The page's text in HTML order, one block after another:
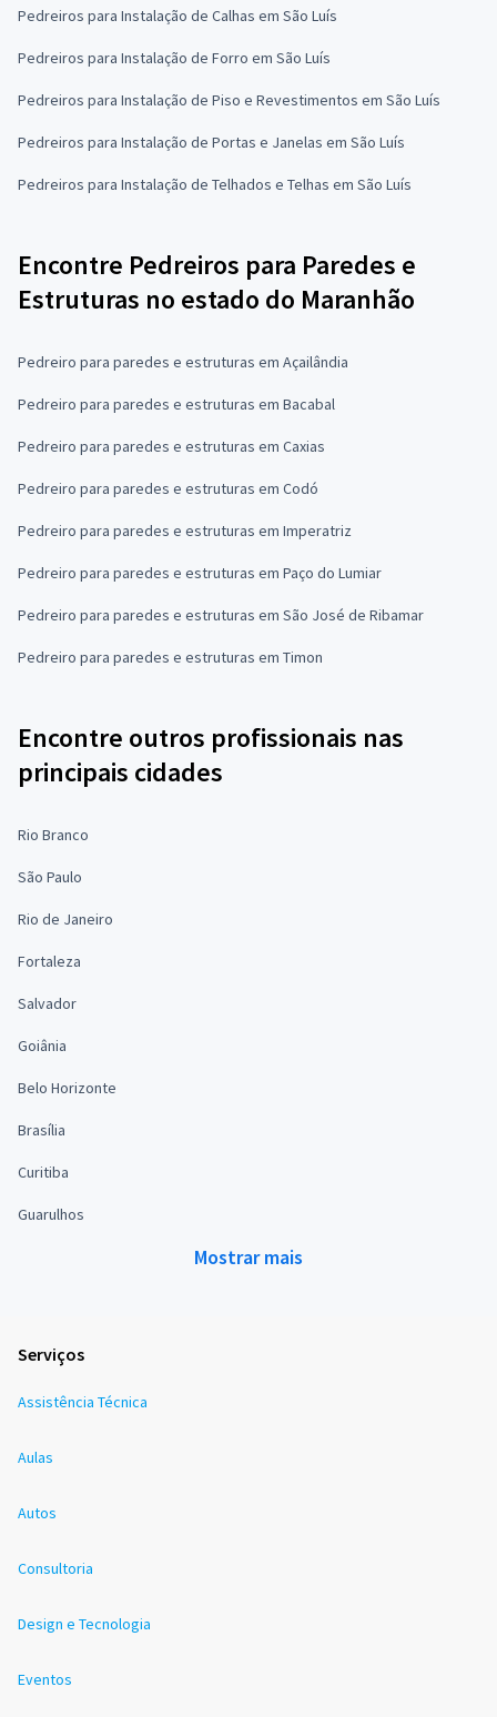
Pedreiros para Instalação de Calhas em São Luís
Pedreiros para Instalação de Forro em São Luís
Pedreiros para Instalação de Piso e Revestimentos em São Luís
Pedreiros para Instalação de Portas e Janelas em São Luís
Pedreiros para Instalação de Telhados e Telhas em São Luís
Encontre Pedreiros para Paredes e
Estruturas no estado do Maranhão
Pedreiro para paredes e estruturas em Açailândia
Pedreiro para paredes e estruturas em Bacabal
Pedreiro para paredes e estruturas em Caxias
Pedreiro para paredes e estruturas em Codó
Pedreiro para paredes e estruturas em Imperatriz
Pedreiro para paredes e estruturas em Paço do Lumiar
Pedreiro para paredes e estruturas em São José de Ribamar
Pedreiro para paredes e estruturas em Timon
Encontre outros profissionais nas
principais cidades
Rio Branco
São Paulo
Rio de Janeiro
Fortaleza
Salvador
Goiânia
Belo Horizonte
Brasília
Curitiba
Guarulhos
Mostrar mais
Serviços
Assistência Técnica
Aulas
Autos
Consultoria
Design e Tecnologia
Eventos